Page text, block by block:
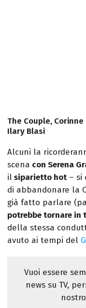
The Couple,
Ilary Blasi
Alcuni la
scena con Serena
il siparietto hot– si
di abbandonare la
già fatto parlare
potrebbe tornare in
della stessa
avuto ai tempi del
Vuoi essere
news su TV,